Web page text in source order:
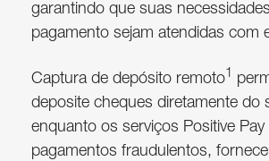
garantindo que suas
pagamento sejam atendidas com
Captura de depósito remoto1
deposite cheques diretamente do
enquanto os serviços Positive
pagamentos fraudulentos,